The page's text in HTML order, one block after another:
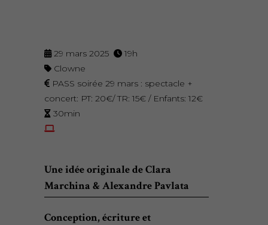
29 mars 2025
19h
Clowne
PASS soirée 29 mars : spectacle +
concert: PT: 20€/ TR: 15€ / Enfants: 12€
30min
Une idée originale de Clara
Marchina & Alexandre Pavlata
Conception, écriture et